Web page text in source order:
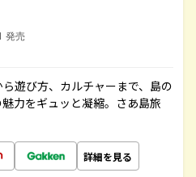
発売
遊び方、カルチャーまで、島の
力をギュッと凝縮。さあ島旅
詳細を見る